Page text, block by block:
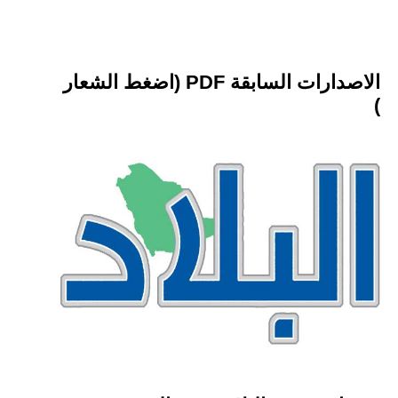
الاصدارات السابقة PDF (اضغط الشعار
)